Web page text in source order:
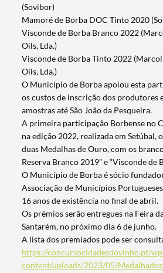
Termo de Pesquisa
Categorias gerais
Filtros
(Sovibor)
Mamoré de Borba DOC Tinto 2020
Visconde de Borba Branco 2022
Oils, Lda.)
Visconde de Borba Tinto 2022
Oils, Lda.)
O Município de Borba apoiou esta
os custos de inscrição dos produtores
amostras até São João da Pesqueira.
A primeira participação Borbense no
na edição 2022, realizada em Setúbal,
duas Medalhas de Ouro, com os
Reserva Branco 2019” e “Visconde de
O Município de Borba é sócio
Associação de Municípios
16 anos de existência no final de abril.
Os prémios serão entregues na Feira
Santarém, no próximo dia 6 de junho.
A lista dos premiados pode ser
https://concursocidadesdovinho.pt/
content/uploads/2023/05/